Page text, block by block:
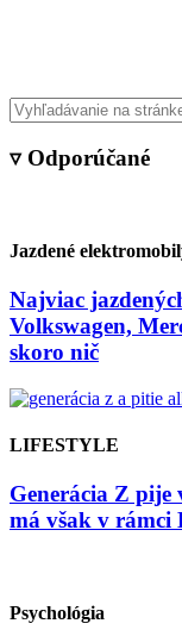
▿ Odporúčané
Jazdené
Najviac
Volkswagen,
skoro nič
LIFESTYLE
Generácia Z pije
má však v rámci
Psychológia